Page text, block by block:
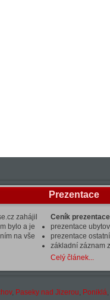
zahájil
bylo a je
na vše
Prezentace
Ceník
prezentace
prezentace
základní záznam
Celý článek...
, Paseky nad Jizerou, Poniklá,